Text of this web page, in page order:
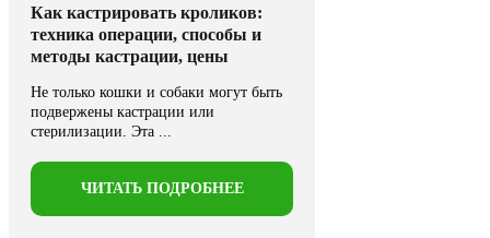
Как кастрировать кроликов:
техника операции, способы и
методы кастрации, цены
Не только кошки и собаки могут быть
подвержены кастрации или
стерилизации. Эта ...
ЧИТАТЬ ПОДРОБНЕЕ